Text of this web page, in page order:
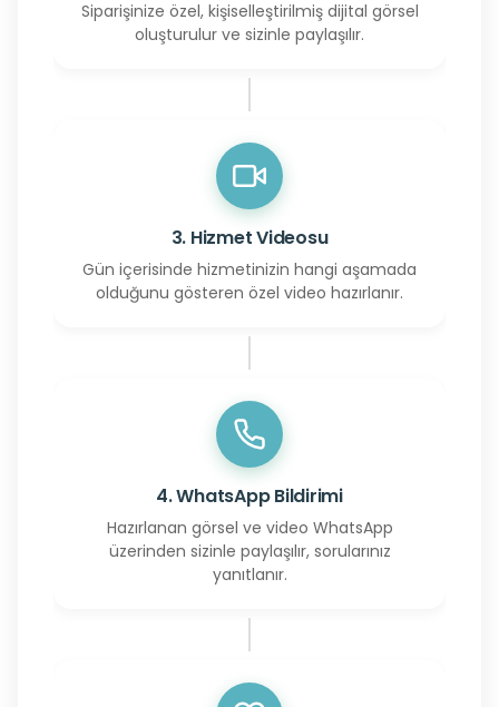
Siparişinize özel, kişiselleştirilmiş dijital görsel
oluşturulur ve sizinle paylaşılır.
3. Hizmet Videosu
Gün içerisinde hizmetinizin hangi aşamada
olduğunu gösteren özel video hazırlanır.
4. WhatsApp Bildirimi
Hazırlanan görsel ve video WhatsApp
üzerinden sizinle paylaşılır, sorularınız
yanıtlanır.